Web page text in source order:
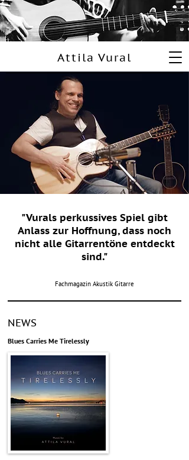
Attila Vural
"Vurals perkussives Spiel gibt
Anlass zur Hoffnung, dass noch
nicht alle Gitarrentöne entdeckt
sind."
Fachmagazin Akustik Gitarre
NEWS
Blues Carries Me Tirelessly